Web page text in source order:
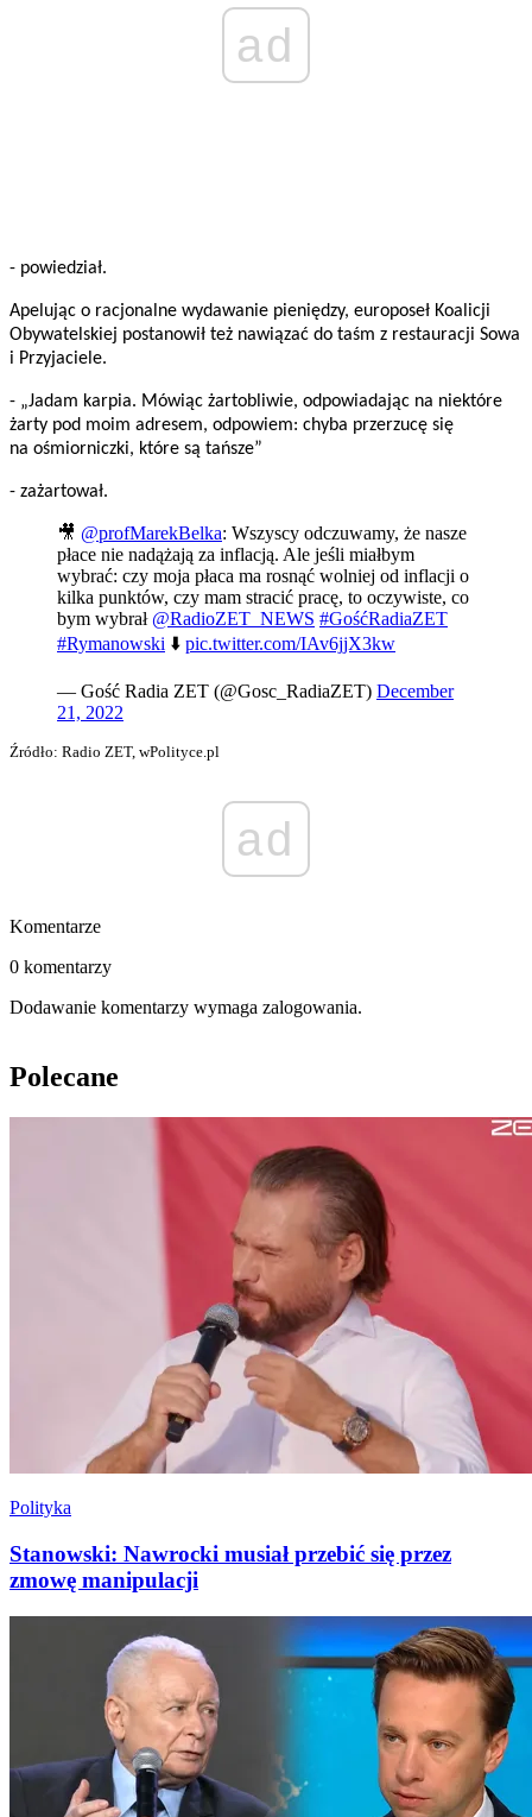
ad
- powiedział.
Apelując o racjonalne wydawanie pieniędzy, europoseł Koalicji
Obywatelskiej postanowił też nawiązać do taśm z restauracji Sowa
i Przyjaciele.
- „Jadam karpia. Mówiąc żartobliwie, odpowiadając na niektóre
żarty pod moim adresem, odpowiem: chyba przerzucę się
na ośmiorniczki, które są tańsze”
- zażartował.
🎥 @profMarekBelka: Wszyscy odczuwamy, że nasze
płace nie nadążają za inflacją. Ale jeśli miałbym
wybrać: czy moja płaca ma rosnąć wolniej od inflacji o
kilka punktów, czy mam stracić pracę, to oczywiste, co
bym wybrał @RadioZET_NEWS #GośćRadiaZET
#Rymanowski ⬇️ pic.twitter.com/IAv6jjX3kw
— Gość Radia ZET (@Gosc_RadiaZET) December
21, 2022
Źródło: Radio ZET, wPolityce.pl
ad
Komentarze
0 komentarzy
Dodawanie komentarzy wymaga zalogowania.
Polecane
Polityka
Stanowski: Nawrocki musiał przebić się przez
zmowę manipulacji